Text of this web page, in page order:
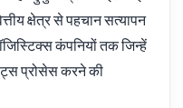
क्षेत्र से पहचान सत्यापन
कंपनियों तक जिन्हें
प्रोसेस करने की